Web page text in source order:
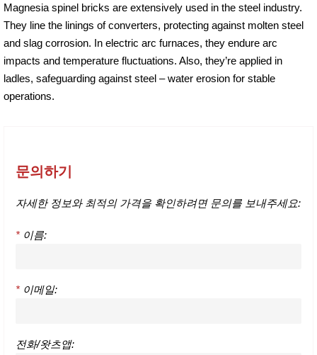
Magnesia spinel bricks are extensively used in the steel industry.
They line the linings of converters, protecting against molten steel
and slag corrosion. In electric arc furnaces, they endure arc
impacts and temperature fluctuations. Also, they’re applied in
ladles, safeguarding against steel – water erosion for stable
operations.
문의하기
자세한 정보와 최적의 가격을 확인하려면 문의를 보내주세요:
* 이름:
* 이메일:
전화/왓츠앱: